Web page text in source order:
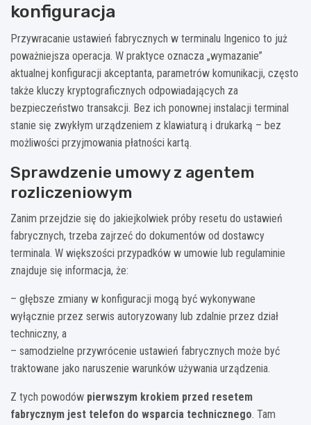
konfiguracja
Przywracanie ustawień fabrycznych w terminalu Ingenico to już
poważniejsza operacja. W praktyce oznacza „wymazanie”
aktualnej konfiguracji akceptanta, parametrów komunikacji, często
także kluczy kryptograficznych odpowiadających za
bezpieczeństwo transakcji. Bez ich ponownej instalacji terminal
stanie się zwykłym urządzeniem z klawiaturą i drukarką – bez
możliwości przyjmowania płatności kartą.
Sprawdzenie umowy z agentem
rozliczeniowym
Zanim przejdzie się do jakiejkolwiek próby resetu do ustawień
fabrycznych, trzeba zajrzeć do dokumentów od dostawcy
terminala. W większości przypadków w umowie lub regulaminie
znajduje się informacja, że:
– głębsze zmiany w konfiguracji mogą być wykonywane
wyłącznie przez serwis autoryzowany lub zdalnie przez dział
techniczny, a
– samodzielne przywrócenie ustawień fabrycznych może być
traktowane jako naruszenie warunków używania urządzenia.
Z tych powodów pierwszym krokiem przed resetem
fabrycznym jest telefon do wsparcia technicznego. Tam